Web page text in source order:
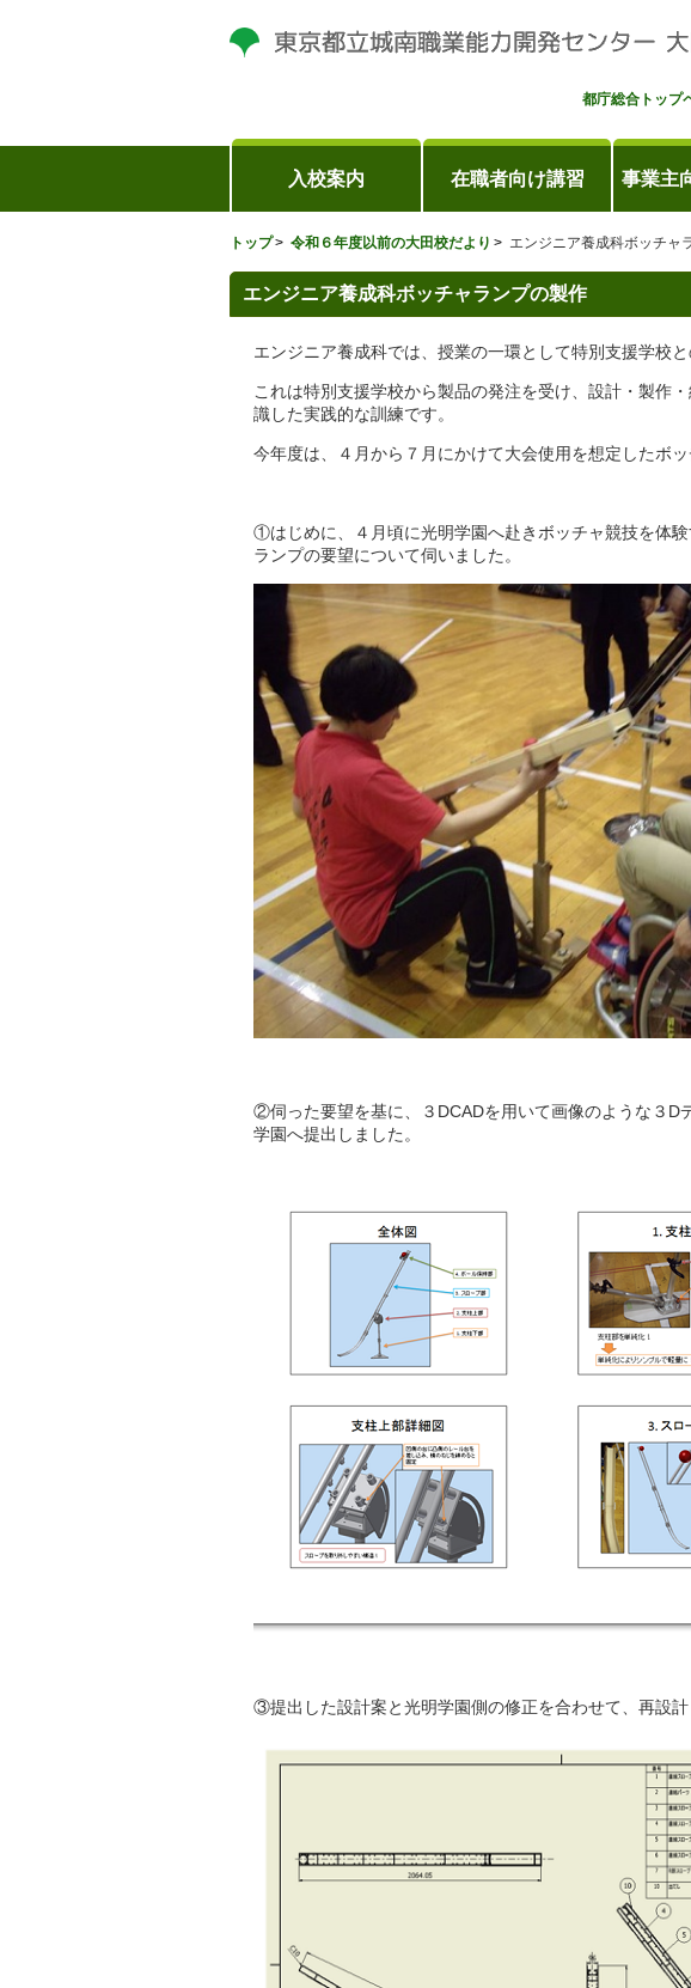
入校案内 在職者向け講習 事業主
都庁総合トップ
トップ 令和６年度以前の大田校だより エンジニア養成科ボッチャ
エンジニア養成科ボッチャランプの製作
エンジニア養成科では、授業の一環として特別支援学校と
これは特別支援学校から製品の発注を受け、設計・製作
識した実践的な訓練です。
今年度は、４月から７月にかけて大会使用を想定したボ
①はじめに、４月頃に光明学園へ赴きボッチャ競技を体
ランプの要望について伺いました。
②伺った要望を基に、３DCADを用いて画像のような３D
学園へ提出しました。
③提出した設計案と光明学園側の修正を合わせて、再設計